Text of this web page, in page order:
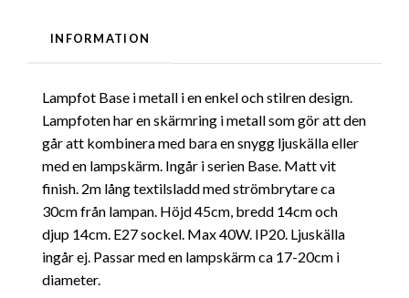
INFORMATION
Lampfot Base i metall i en enkel och stilren design.
Lampfoten har en skärmring i metall som gör att den
går att kombinera med bara en snygg ljuskälla eller
med en lampskärm. Ingår i serien Base. Matt vit
finish. 2m lång textilsladd med strömbrytare ca
30cm från lampan. Höjd 45cm, bredd 14cm och
djup 14cm. E27 sockel. Max 40W. IP20. Ljuskälla
ingår ej. Passar med en lampskärm ca 17-20cm i
diameter.